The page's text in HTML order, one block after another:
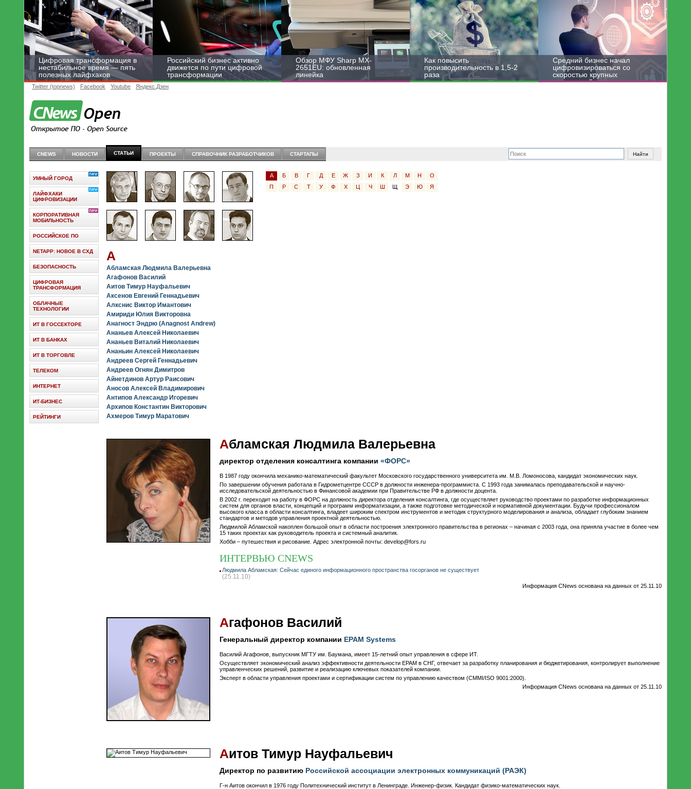
Цифровая трансформация в
нестабильное время — пять
полезных лайфхаков
Российский бизнес активно
движется по пути цифровой
трансформации
Обзор МФУ Sharp MX-
2651EU: обновленная
линейка
Как повысить
производительность в 1,5-2
раза
Средний бизнес начал
цифровизироваться со
скоростью крупных
корпораций
Twitter (topnews) Facebook Youtube Яндекс.Дзен
CNEWS НОВОСТИ СТАТЬИ ПРОЕКТЫ СПРАВОЧНИК РАЗРАБОТЧИКОВ СТАРТАПЫ
А Б В Г Д Е Ж З И К Л М Н
О
П
Р С Т У Ф Х Ц Ч Ш Щ Э Ю Я
А
Абламская Людмила Валерьевна
Агафонов Василий
Аитов Тимур Науфальевич
Аксенов Евгений Геннадьевич
Алкснис Виктор Имантович
Амириди Юлия Викторовна
Анагност Эндрю (Anagnost Andrew)
Ананьев Алексей Николаевич
Ананьев Виталий Николаевич
Ананьин Алексей Николаевич
Андреев Сергей Геннадьевич
Андреев Огнян Димитров
Айнетдинов Артур Раисович
Аносов Алексей Владимирович
Антипов Александр Игоревич
Архипов Константин Викторович
Ахмеров Тимур Маратович
Абламская Людмила Валерьевна
директор отделения консалтинга компании «ФОРС»
В 1987 году окончила механико-математический факультет Московского государственного университета им. М.В. Ломоносова, кандидат экономических наук.
По завершении обучения работала в Гидрометцентре СССР в должности инженера-программиста. С 1993 года занималась преподавательской и научно-
исследовательской деятельностью в Финансовой академии при Правительстве РФ в должности доцента.
В 2002 г. переходит на работу в ФОРС на должность директора отделения консалтинга, где осуществляет руководство проектами по разработке информационных
систем для органов власти, концепций и программ информатизации, а также подготовке методической и нормативной документации. Будучи профессионалом
высокого класса в области консалтинга, владеет широким спектром инструментов и методик структурного моделирования и анализа, обладает глубоким знанием
стандартов и методов управления проектной деятельностью.
Людмилой Абламской накоплен большой опыт в области построения электронного правительства в регионах – начиная с 2003 года, она приняла участие в более чем
15 таких проектах как руководитель проекта и системный аналитик.
Хобби – путешествия и рисование. Адрес электронной почты: develop@fors.ru
ИНТЕРВЬЮ CNEWS
Людмила Абламская: Сейчас единого информационного пространства госорганов не существует
(25.11.10)
Информация CNews основана на данных от 25.11.10
Агафонов Василий
Генеральный директор компании EPAM Systems
Василий Агафонов, выпускник МГТУ им. Баумана, имеет 15-летний опыт управления в сфере ИТ.
Осуществляет экономический анализ эффективности деятельности EPAM в СНГ, отвечает за разработку планирования и бюджетирования, контролирует выполнение
управленческих решений, развитие и реализацию ключевых показателей компании.
Эксперт в области управления проектами и сертификации систем по управлению качеством (CMMI/ISO 9001:2000).
Информация CNews основана на данных от 25.11.10
Аитов Тимур Науфальевич
Директор по развитию Российской ассоциации электронных коммуникаций (РАЭК)
Г-н Аитов окончил в 1976 году Политехнический институт в Ленинграде. Инженер-физик. Кандидат физико-математических наук.
УМНЫЙ ГОРОД
ЛАЙФХАКИ
ЦИФРОВИЗАЦИИ
КОРПОРАТИВНАЯ
МОБИЛЬНОСТЬ
РОССИЙСКОЕ ПО
NETAPP: НОВОЕ В СХД
БЕЗОПАСНОСТЬ
ЦИФРОВАЯ
ТРАНСФОРМАЦИЯ
ОБЛАЧНЫЕ
ТЕХНОЛОГИИ
ИТ В ГОССЕКТОРЕ
ИТ В БАНКАХ
ИТ В ТОРГОВЛЕ
ТЕЛЕКОМ
ИНТЕРНЕТ
ИТ-БИЗНЕС
РЕЙТИНГИ